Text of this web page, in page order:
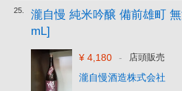
25.
瀧自慢 純米吟醸 備前雄町
mL]
¥ 4,180 - 店頭販売
瀧自慢酒造株式会社